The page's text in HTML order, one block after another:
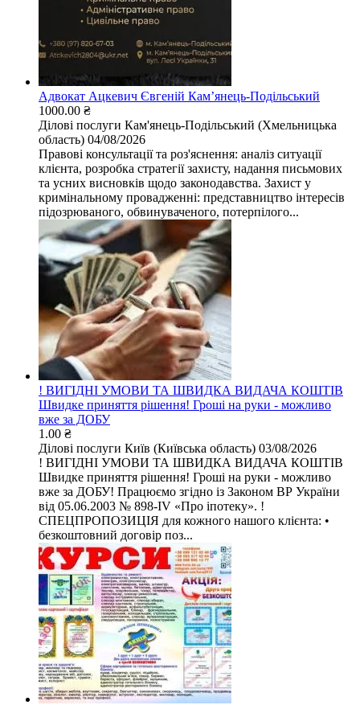
Адвокат Ацкевич Євгеній Камʼянець-Подільський
1000.00 ₴
Ділові послуги Кам'янець-Подільський (Хмельницька
область) 04/08/2026
Правові консультації та роз'яснення: аналіз ситуації
клієнта, розробка стратегії захисту, надання письмових
та усних висновків щодо законодавства. Захист у
кримінальному провадженні: представництво інтересів
підозрюваного, обвинуваченого, потерпілого...
! ВИГІДНІ УМОВИ ТА ШВИДКА ВИДАЧА КОШТІВ
Швидке приняття рішення! Гроші на руки - можливо
вже за ДОБУ
1.00 ₴
Ділові послуги Київ (Київська область) 03/08/2026
! ВИГІДНІ УМОВИ ТА ШВИДКА ВИДАЧА КОШТІВ
Швидке приняття рішення! Гроші на руки - можливо
вже за ДОБУ! Працюємо згідно із Законом ВР України
від 05.06.2003 № 898-IV «Про іпотеку». !
СПЕЦПРОПОЗИЦІЯ для кожного нашого клієнта: •
безкоштовний договір поз...